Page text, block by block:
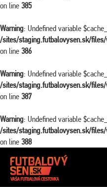
on line 385
Warning: Undefined variable
/sites/staging.futbalovysen.sk/
on line 386
Warning: Undefined variable
/sites/staging.futbalovysen.sk/
on line 387
Warning: Undefined variable
/sites/staging.futbalovysen.sk/
on line 388